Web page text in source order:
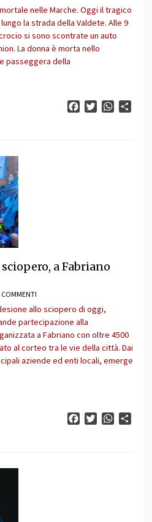
nelle Marche. Oggi il tragico
la strada della Valdete. Alle 9
si sono scontrate un auto
La donna è morta nello
passeggera della
FacebookTwitter
a Fabriano
COMMENTI
allo sciopero di oggi,
partecipazione alla
a Fabriano con oltre 4500
al corteo tra le vie della città. Dai
aziende ed enti locali, emerge
FacebookTwitter